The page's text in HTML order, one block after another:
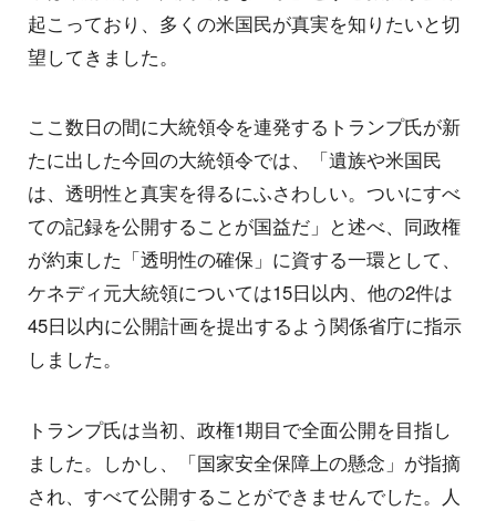
起こっており、多くの米国民が真実を知りたいと切
望してきました。
ここ数日の間に大統領令を連発するトランプ氏が新
たに出した今回の大統領令では、「遺族や米国民
は、透明性と真実を得るにふさわしい。ついにすべ
ての記録を公開することが国益だ」と述べ、同政権
が約束した「透明性の確保」に資する一環として、
ケネディ元大統領については15日以内、他の2件は
45日以内に公開計画を提出するよう関係省庁に指示
しました。
トランプ氏は当初、政権1期目で全面公開を目指し
ました。しかし、「国家安全保障上の懸念」が指摘
され、すべて公開することができませんでした。人